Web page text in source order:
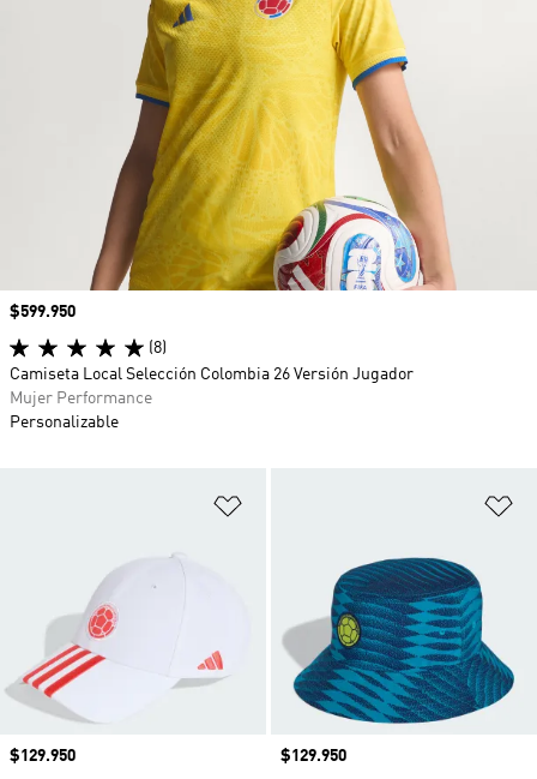
Precio
$129.950
Precio
$129.950
Precio
$599.950
(8)
Camiseta Local Selección Colombia 26 Versión Jugador
Mujer Performance
Personalizable